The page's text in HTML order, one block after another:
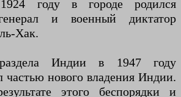
году в городе родился
и военный диктатор
Хак.
Индии в 1947 году
частью нового владения Индии.
этого беспорядки и